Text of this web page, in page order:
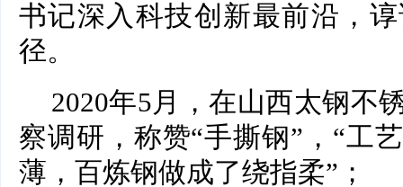
书记深入科技创新最前沿，
径。
2020年5月，在山西太钢不
察调研，称赞“手撕钢”，“工
薄，百炼钢做成了绕指柔”；